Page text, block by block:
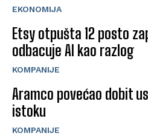
EKONOMIJA
Etsy otpušta 12 posto
odbacuje AI kao razlog
KOMPANIJE
Aramco povećao dobit
istoku
KOMPANIJE